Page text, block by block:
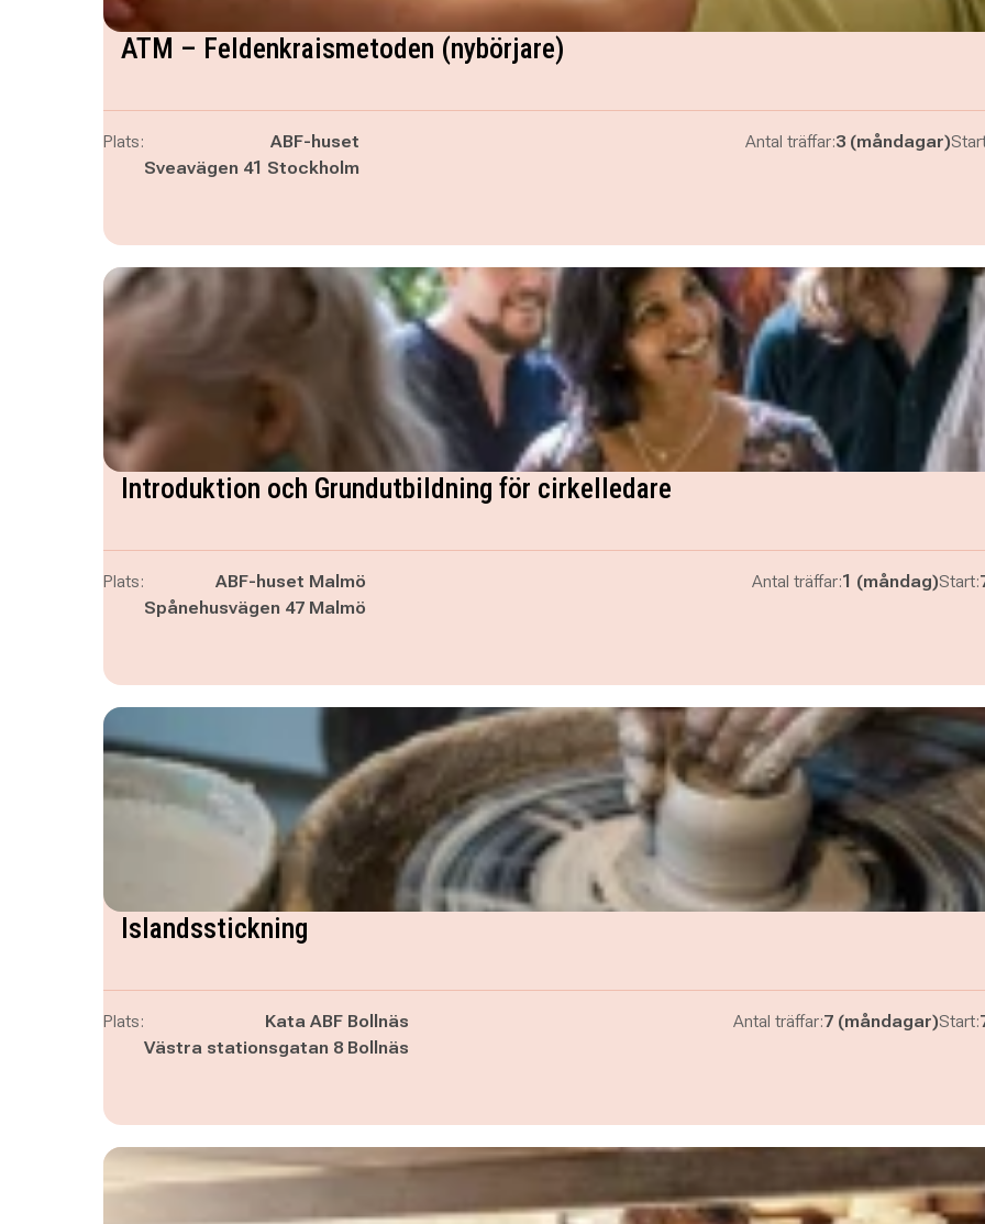
ATM – Feldenkraismetoden (nybörjare)
Plats:
ABF-huset
Sveavägen 41 Stockholm
Antal träffar:3 (måndagar)
Introduktion och Grundutbildning för cirkelledare
Plats:
ABF-huset Malmö
Spånehusvägen 47 Malmö
Antal träffar:1 (måndag)Start:
Islandsstickning
Plats:
Kata ABF Bollnäs
Västra stationsgatan 8 Bollnäs
Antal träffar:7 (måndagar)Start: